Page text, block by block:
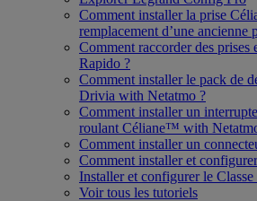
Comment installer la prise
remplacement d’une ancienne
Comment raccorder des prises
Rapido ?
Comment installer le pack de
Drivia with Netatmo ?
Comment installer un
roulant Céliane™ with
Comment installer un
Comment installer et
Installer et configurer le
Voir tous les tutoriels